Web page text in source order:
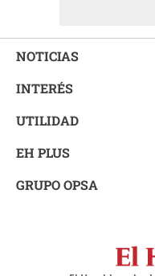
NOTICIAS
INTERÉS
UTILIDAD
EH PLUS
GRUPO OPSA